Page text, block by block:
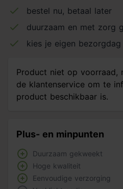
bestel nu, betaal later
duurzaam en met zorg
kies je eigen bezorgdag
Product niet op voorraad,
de klantenservice om te
product beschikbaar is.
Plus- en minpunten
Duurzaam gekweekt
Hoge kwaliteit
Eenvoudige verzorging